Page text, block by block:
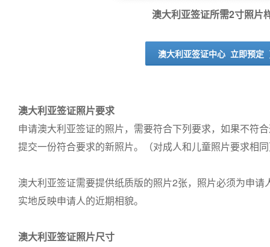
澳大利亚签证所需2寸照片
澳大利亚签证中心 立即预定
澳大利亚签证照片要求
申请澳大利亚签证的照片，需要符合下列要求，如果不符
提交一份符合要求的新照片。（对成人和儿童照片要求相
澳大利亚签证需要提供纸质版的照片2张，照片必须为申
实地反映申请人的近期相貌。
澳大利亚签证照片尺寸